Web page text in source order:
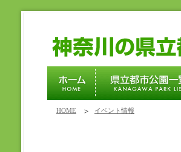
HOME イベント情報